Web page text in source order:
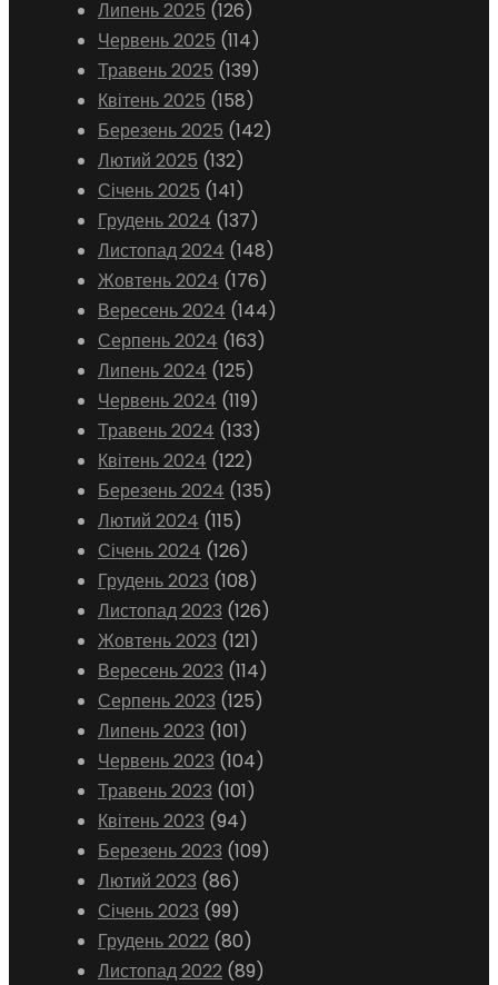
Липень 2025 (126)
Червень 2025 (114)
Травень 2025 (139)
Квітень 2025 (158)
Березень 2025 (142)
Лютий 2025 (132)
Січень 2025 (141)
Грудень 2024 (137)
Листопад 2024 (148)
Жовтень 2024 (176)
Вересень 2024 (144)
Серпень 2024 (163)
Липень 2024 (125)
Червень 2024 (119)
Травень 2024 (133)
Квітень 2024 (122)
Березень 2024 (135)
Лютий 2024 (115)
Січень 2024 (126)
Грудень 2023 (108)
Листопад 2023 (126)
Жовтень 2023 (121)
Вересень 2023 (114)
Серпень 2023 (125)
Липень 2023 (101)
Червень 2023 (104)
Травень 2023 (101)
Квітень 2023 (94)
Березень 2023 (109)
Лютий 2023 (86)
Січень 2023 (99)
Грудень 2022 (80)
Листопад 2022 (89)